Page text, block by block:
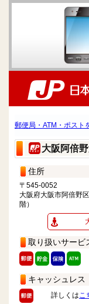
郵便局・ATM・ポスト
大阪阿倍
住所
〒545-0052
大阪府大阪市阿倍野
階）
取り扱いサービ
キャッシュレス
詳しくはこ